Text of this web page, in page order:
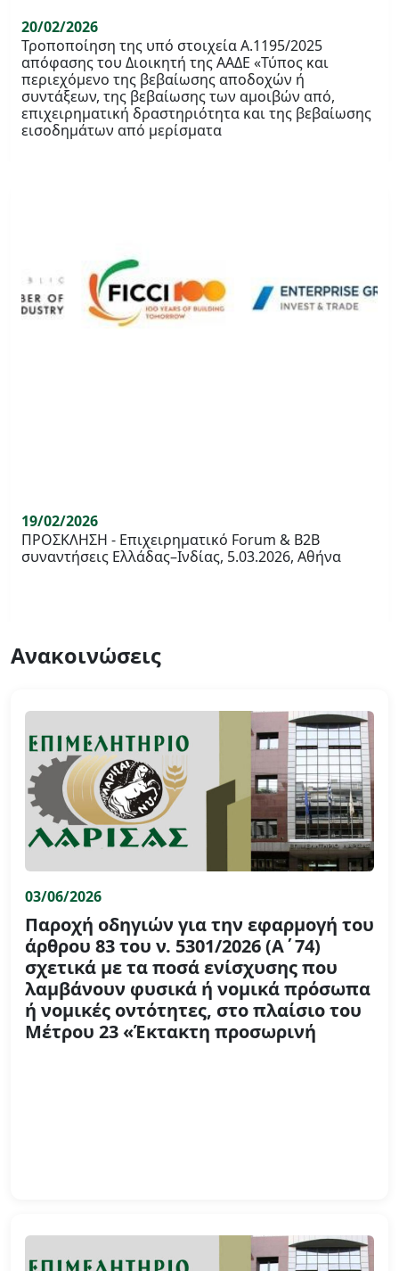
20/02/2026
Τροποποίηση της υπό στοιχεία Α.1195/2025
απόφασης του Διοικητή της ΑΑΔΕ «Τύπος και
περιεχόμενο της βεβαίωσης αποδοχών ή
συντάξεων, της βεβαίωσης των αμοιβών από,
επιχειρηματική δραστηριότητα και της βεβαίωσης
εισοδημάτων από μερίσματα
19/02/2026
ΠΡΟΣΚΛΗΣΗ - Επιχειρηματικό Forum & B2B
συναντήσεις Ελλάδας–Ινδίας, 5.03.2026, Αθήνα
Ανακοινώσεις
03/06/2026
Παροχή οδηγιών για την εφαρμογή του
άρθρου 83 του ν. 5301/2026 (Α΄74)
σχετικά με τα ποσά ενίσχυσης που
λαμβάνουν φυσικά ή νομικά πρόσωπα
ή νομικές οντότητες, στο πλαίσιο του
Μέτρου 23 «Έκτακτη προσωρινή